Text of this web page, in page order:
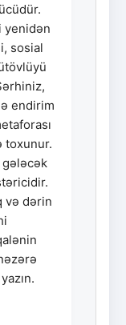
yenidən
sosial
endirim
toxunur.
gələcək
və dərin